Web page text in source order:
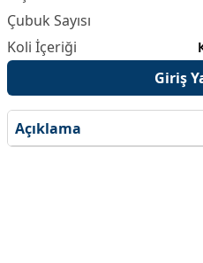
Giriş
Açıklama